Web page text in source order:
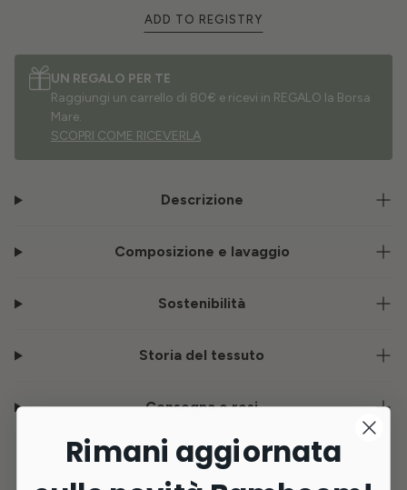
ADD TO REGISTRY
UN REGALO PER TE
Raggiungi un carrello di 80€ e ricevi in REGALO la Borsa
Mare.
SCOPRI COME RICEVERLA
Descrizione
Composizione e lavaggio
Sostenibilità
Storia del tessuto
Consegna e resi
Rimani aggiornata